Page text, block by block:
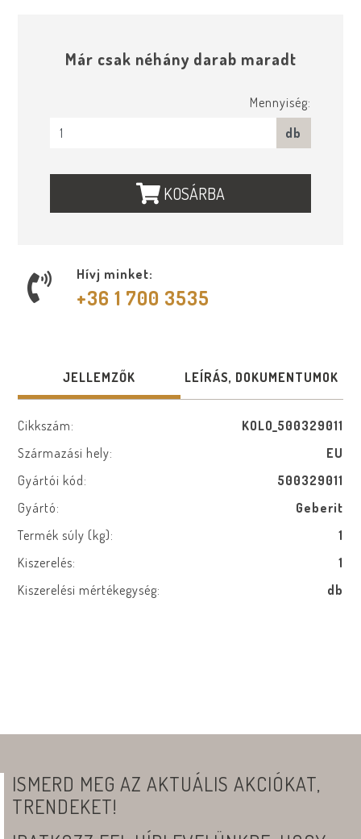
Már csak néhány darab maradt
Mennyiség:
db
KOSÁRBA
Hívj minket:
+36 1 700 3535
JELLEMZŐK LEÍRÁS, DOKUMENTUMOK
Cikkszám:
KOLO_500329011
Származási hely:
EU
Gyártói kód:
500329011
Gyártó:
Geberit
Termék súly (kg):
1
Kiszerelés:
1
Kiszerelési mértékegység:
db
ISMERD MEG AZ AKTUÁLIS AKCIÓKAT,
TRENDEKET!